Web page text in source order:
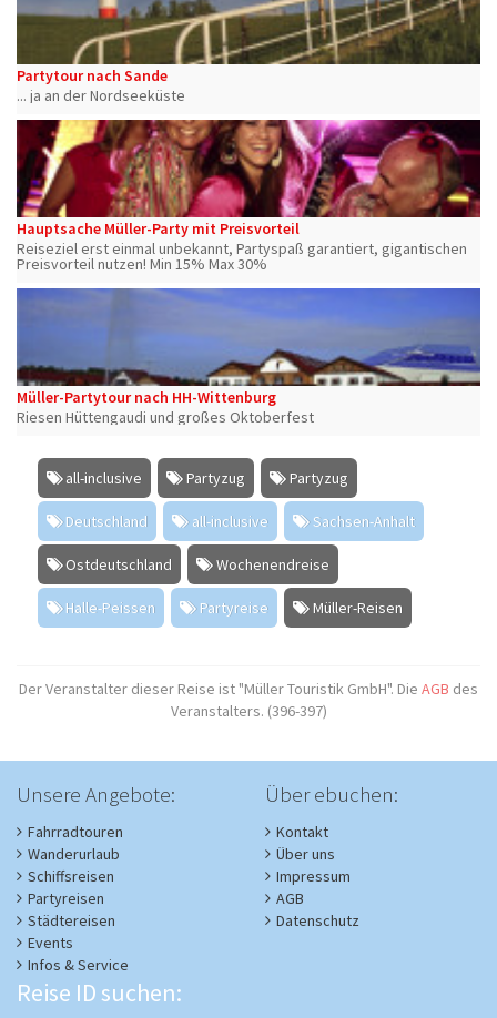
Partytour nach Sande
... ja an der Nordseeküste
Hauptsache Müller-Party mit Preisvorteil
Reiseziel erst einmal unbekannt, Partyspaß garantiert, gigantischen
Preisvorteil nutzen! Min 15% Max 30%
Müller-Partytour nach HH-Wittenburg
Riesen Hüttengaudi und großes Oktoberfest
all-inclusive Partyzug Partyzug
Deutschland all-inclusive Sachsen-Anhalt
Ostdeutschland Wochenendreise
Halle-Peissen Partyreise Müller-Reisen
Der Veranstalter dieser Reise ist "Müller Touristik GmbH". Die AGB des
Veranstalters. (396-397)
Unsere Angebote:
Fahrradtouren
Wanderurlaub
Schiffsreisen
Partyreisen
Städtereisen
Events
Infos & Service
Über ebuchen:
Kontakt
Über uns
Impressum
AGB
Datenschutz
Reise ID suchen: